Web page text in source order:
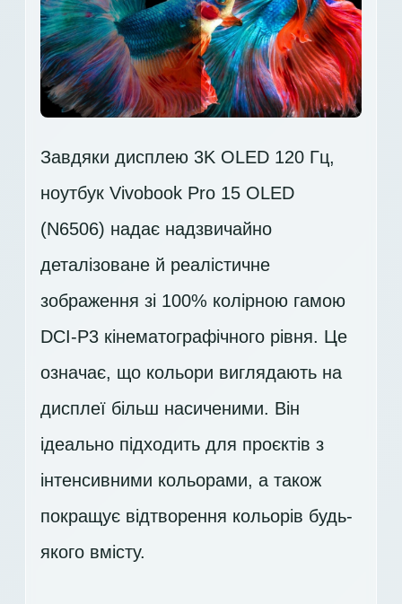
Завдяки дисплею 3K OLED 120 Гц,
ноутбук Vivobook Pro 15 OLED
(N6506) надає надзвичайно
деталізоване й реалістичне
зображення зі 100% колірною гамою
DCI-P3 кінематографічного рівня. Це
означає, що кольори виглядають на
дисплеї більш насиченими. Він
ідеально підходить для проєктів з
інтенсивними кольорами, а також
покращує відтворення кольорів будь-
якого вмісту.